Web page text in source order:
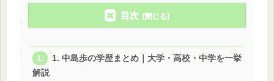
目次
1. 中島歩の学歴まとめ｜大学・高校・中学を一挙
解説